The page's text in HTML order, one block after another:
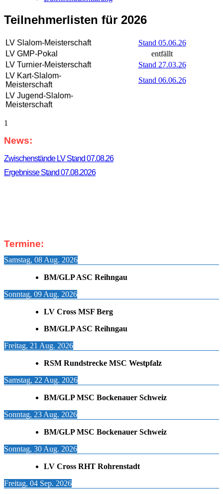
Teilnehmerlisten für 2026
LV Slalom-Meisterschaft
Stand 05.06.26
LV GMP-Pokal
entfällt
LV Turnier-Meisterschaft
Stand 27.03.26
LV Kart-Slalom-
Meisterschaft
Stand 06.06.26
LV Jugend-Slalom-
Meisterschaft
1
Haupt-
Seitenleiste
News:
Zwischenstände LV Stand 07.08.26
Ergebnisse Stand 07.08.2026
Termine:
Samstag, 08 Aug. 2026
BM/GLP ASC Reihngau
Sonntag, 09 Aug. 2026
LV Cross MSF Berg
BM/GLP ASC Reihngau
Freitag, 21 Aug. 2026
RSM Rundstrecke MSC Westpfalz
Samstag, 22 Aug. 2026
BM/GLP MSC Bockenauer Schweiz
Sonntag, 23 Aug. 2026
BM/GLP MSC Bockenauer Schweiz
Sonntag, 30 Aug. 2026
LV Cross RHT Rohrenstadt
Freitag, 04 Sep. 2026